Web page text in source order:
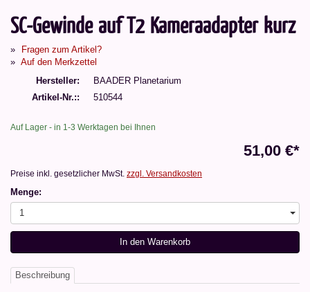
SC-Gewinde auf T2 Kameraadapter kurz
Fragen zum Artikel?
Auf den Merkzettel
Hersteller
BAADER Planetarium
Artikel-Nr.:
510544
Auf Lager - in 1-3 Werktagen bei Ihnen
51,00 €*
Preise inkl. gesetzlicher MwSt. zzgl. Versandkosten
Menge:
1
In den Warenkorb
Beschreibung